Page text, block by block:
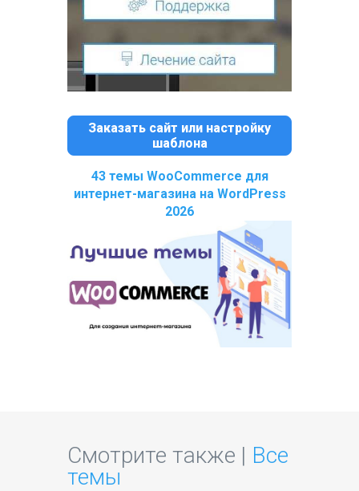
Заказать сайт или настройку
шаблона
43 темы WooCommerce для
интернет-магазина на WordPress
2026
Смотрите также | Все
темы